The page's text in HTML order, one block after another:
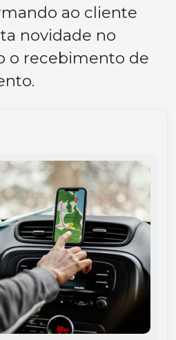
ao cliente
novidade no
o recebimento de